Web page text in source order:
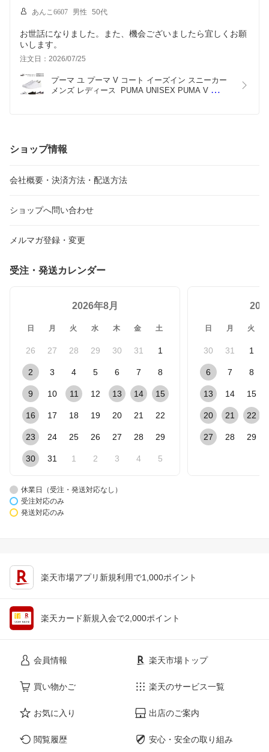
あんこ6607 男性 50代
お世話になりました。また、機会ございましたら宜しくお願
いします。
注文日：2026/07/25
プーマ ユ プーマ V コート イーズイン スニーカー
メンズ レディース  PUMA UNISEX PUMA V
ショップ情報
会社概要・決済方法・配送方法
ショップへ問い合わせ
メルマガ登録・変更
受注・発送カレンダー
2026年8月
日 月 火 水 木 金 土
26 27 28 29 30 31 1
2 3 4 5 6 7 8
9 10 11 12 13 14 15
16 17 18 19 20 21 22
23 24 25 26 27 28 29
30 31 1 2 3 4 5
日 月 火
30 31 1
6 7 8
13 14 15
20 21 22
27 28 29
休業日（受注・発送対応なし）
受注対応のみ
発送対応のみ
楽天市場アプリ新規利用で1,000ポイント
楽天カード新規入会で2,000ポイント
会員情報
買い物かご
お気に入り
閲覧履歴
楽天市場トップ
楽天のサービス一覧
出店のご案内
安心・安全の取り組み